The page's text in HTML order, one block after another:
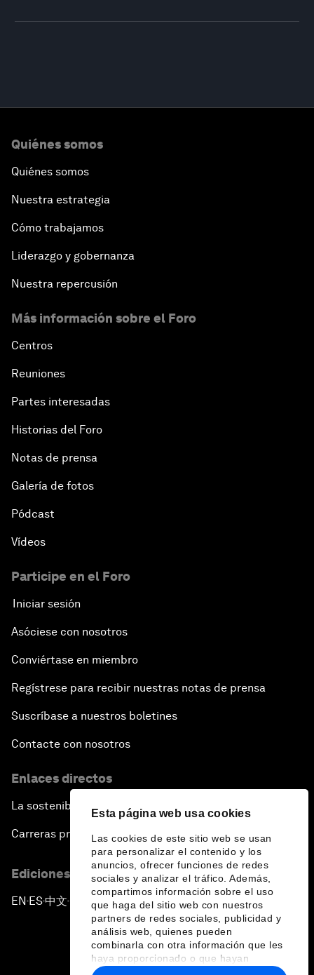
Esta página web usa cookies
Las cookies de este sitio web se usan
para personalizar el contenido y los
anuncios, ofrecer funciones de redes
sociales y analizar el tráfico. Además,
compartimos información sobre el uso
que haga del sitio web con nuestros
partners de redes sociales, publicidad y
análisis web, quienes pueden
combinarla con otra información que les
haya proporcionado o que hayan
recopilado a partir del uso que haya
Quiénes somos
Quiénes somos
Nuestra estrategia
Cómo trabajamos
Liderazgo y gobernanza
Nuestra repercusión
Más información sobre el Foro
Centros
Reuniones
Partes interesadas
Historias del Foro
Notas de prensa
Galería de fotos
Pódcast
Vídeos
Participe en el Foro
Iniciar sesión
Asóciese con nosotros
Conviértase en miembro
Regístrese para recibir nuestras notas de prensa
Suscríbase a nuestros boletines
Contacte con nosotros
Enlaces directos
La sostenibilidad en el Foro
Carreras profesionales
Ediciones en otros idiomas
EN ▪ES▪中文▪ 日本語